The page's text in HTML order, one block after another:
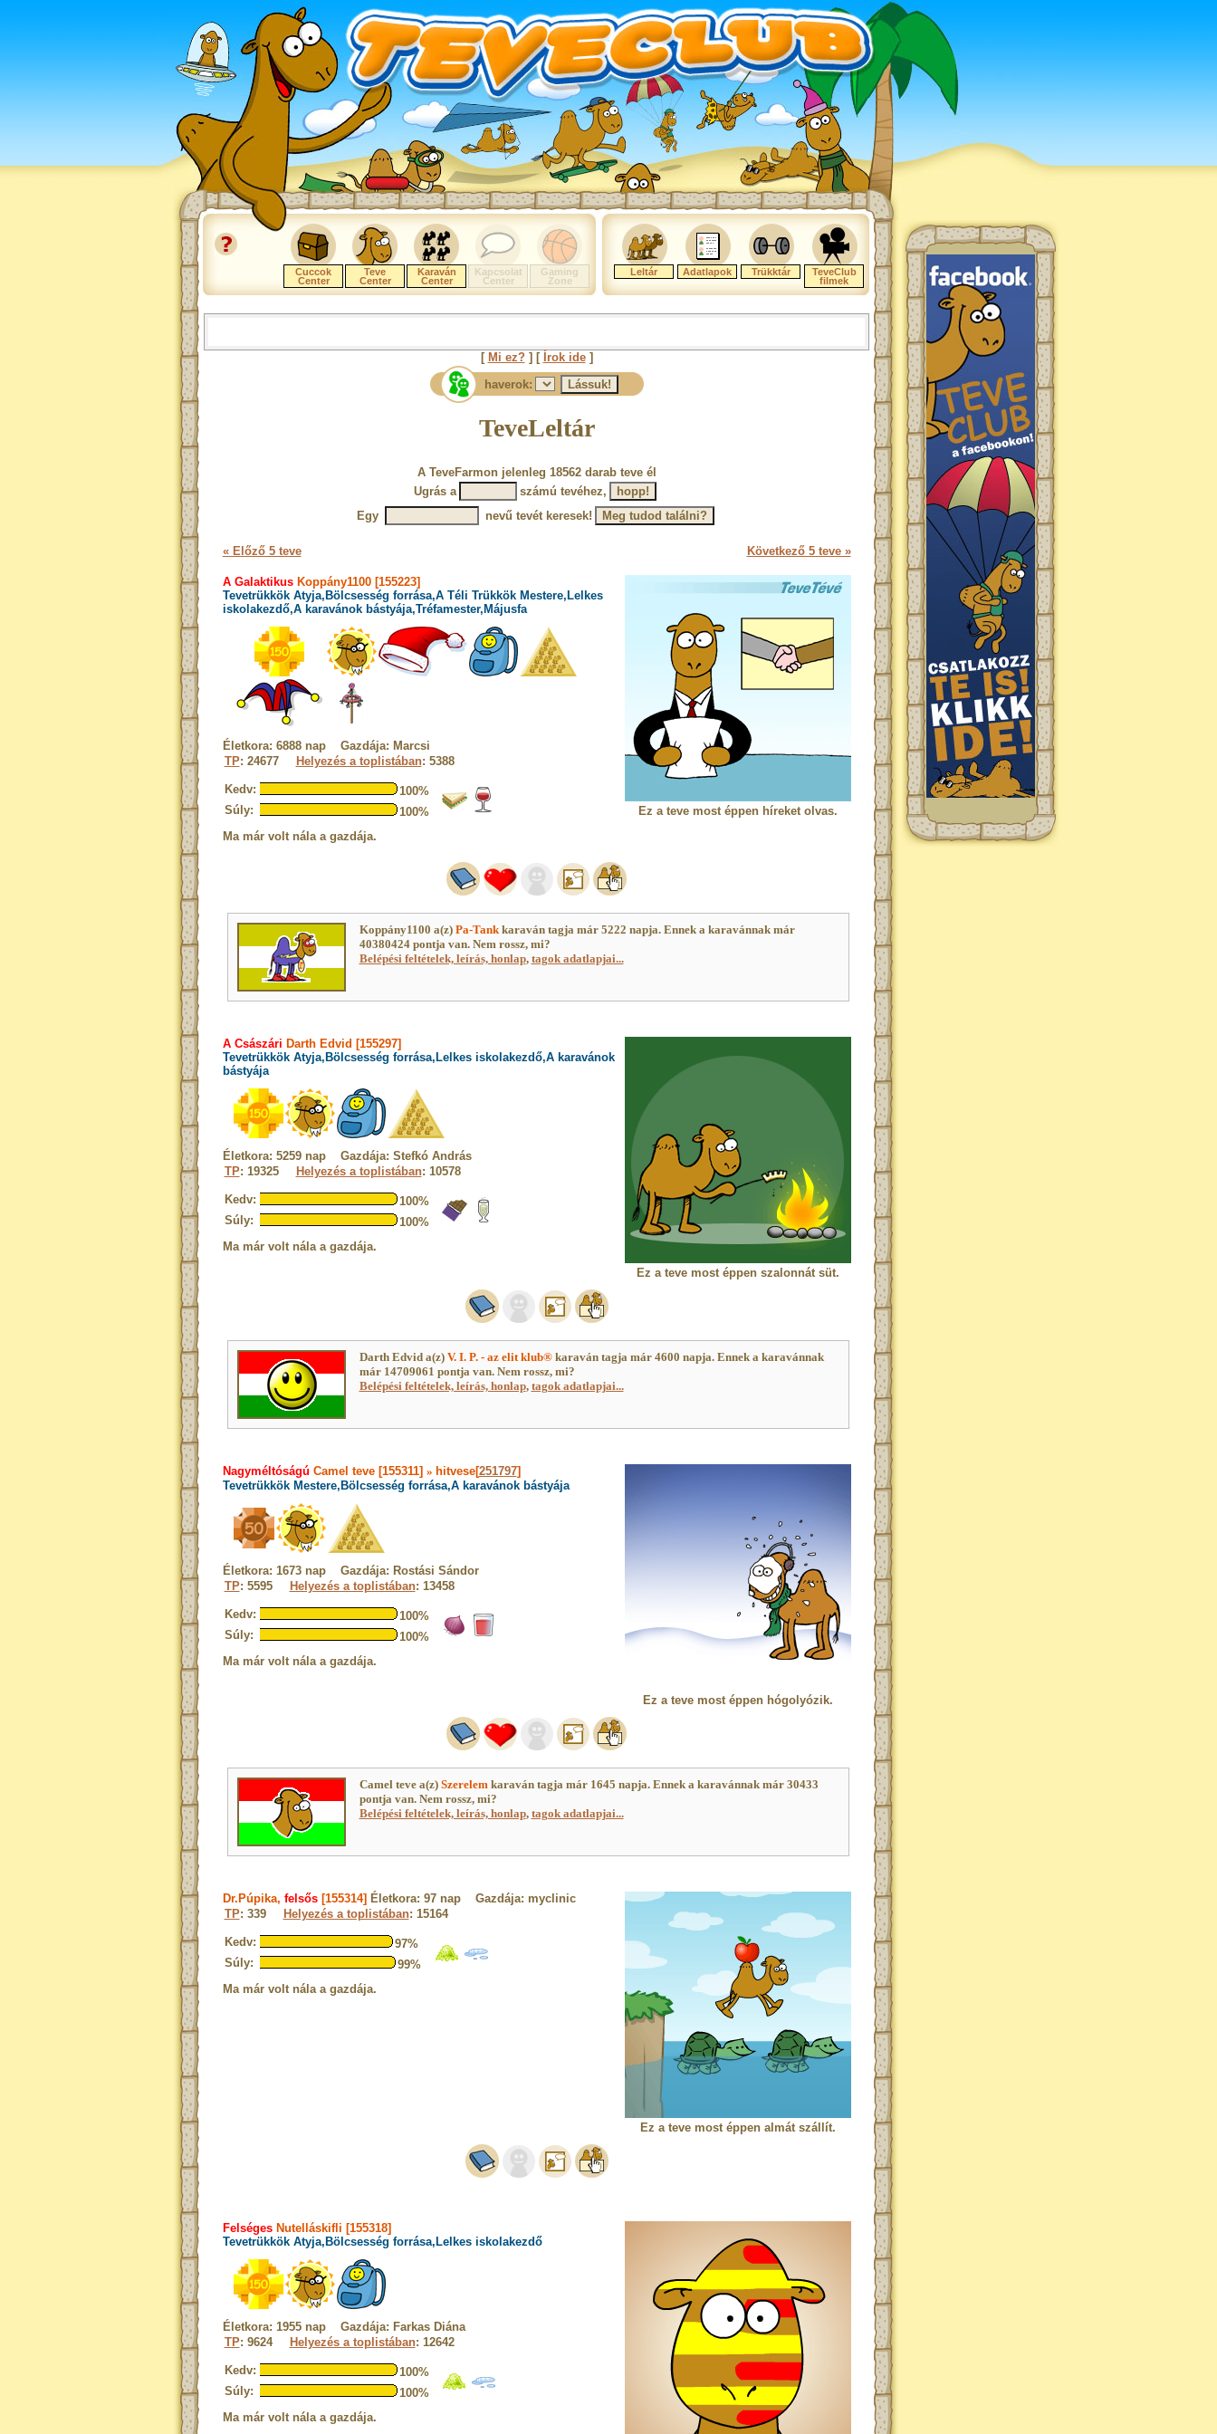
Cuccok
Center
Teve
Center
Karaván
Center
Kapcsolat
Center
Gaming
Zone
Leltár Adatlapok Trükktár
TeveClub
filmek
[ Mi ez?] [ Írok ide]
haverok:
TeveLeltár
A TeveFarmon jelenleg 18562 darab teve él
Ugrás a
számú tevéhez,
Egy
nevű tevét keresek!
« Előző 5 teve Következő 5 teve »
A GalaktikusKoppány1100 [155223]
Tevetrükkök Atyja,Bölcsesség forrása,A Téli Trükkök Mestere,Lelkes
iskolakezdő,A karavánok bástyája,Tréfamester,Májusfa
Életkora: 6888 nap Gazdája: Marcsi
TP: 24677 Helyezés a toplistában: 5388
Kedv:
100%
Súly:
100%
Ma már volt nála a gazdája.
Ez a teve most éppen híreket olvas.
Koppány1100 a(z) Pa-Tankkaraván tagja már 5222 napja. Ennek a karavánnak már
40380424 pontja van. Nem rossz, mi?
Belépési feltételek, leírás, honlap, tagok adatlapjai...
A Császári Darth Edvid [155297]
Tevetrükkök Atyja,Bölcsesség forrása,Lelkes iskolakezdő,A karavánok
bástyája
Életkora: 5259 nap Gazdája: Stefkó András
TP: 19325 Helyezés a toplistában: 10578
Kedv:
100%
Súly:
100%
Ma már volt nála a gazdája.
Ez a teve most éppen szalonnát süt.
Darth Edvid a(z) V. I. P. - az elit klub®karaván tagja már 4600 napja. Ennek a karavánnak
már 14709061 pontja van. Nem rossz, mi?
Belépési feltételek, leírás, honlap, tagok adatlapjai...
Nagyméltóságú Camel teve [155311] » hitvese[251797]
Tevetrükkök Mestere,Bölcsesség forrása,A karavánok bástyája
Életkora: 1673 nap Gazdája: Rostási Sándor
TP: 5595 Helyezés a toplistában: 13458
Kedv:
100%
Súly:
100%
Ma már volt nála a gazdája.
Ez a teve most éppen hógolyózik.
Camel teve a(z) Szerelemkaraván tagja már 1645 napja. Ennek a karavánnak már 30433
pontja van. Nem rossz, mi?
Belépési feltételek, leírás, honlap, tagok adatlapjai...
Dr.Púpika, felsős[155314] Életkora: 97 nap Gazdája: myclinic
TP: 339 Helyezés a toplistában: 15164
Kedv:
97%
Súly:
99%
Ma már volt nála a gazdája.
Ez a teve most éppen almát szállít.
FelségesNutelláskifli [155318]
Tevetrükkök Atyja,Bölcsesség forrása,Lelkes iskolakezdő
Életkora: 1955 nap Gazdája: Farkas Diána
TP: 9624 Helyezés a toplistában: 12642
Kedv:
100%
Súly:
100%
Ma már volt nála a gazdája.